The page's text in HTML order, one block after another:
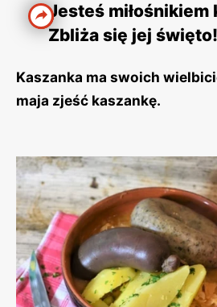
Jesteś miłośnikiem
Zbliża się jej święto!
Kaszanka ma swoich
maja zjeść kaszankę.